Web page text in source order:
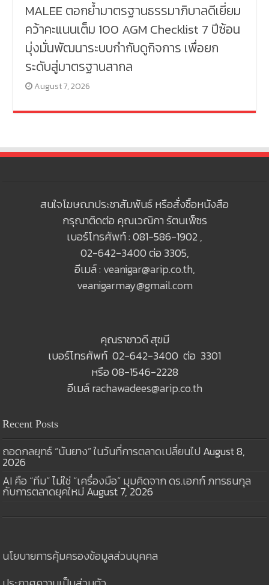
MALEE ตอกย้ำมาตรฐานธรรมาภิบาลดีเยี่ยม
คว้าคะแนนเต็ม 100 AGM Checklist 7 ปีซ้อน
มุ่งมั่นพัฒนาระบบกำกับดูกิจการ เพื่อยก
ระดับสู่มาตรฐานสากล
August 7, 2026
สนใจโฆษณาประชาสัมพันธ์ หรือสั่งซื้อหนังสือ
กรุณาติดต่อ คุณเวณิกา รัตนเพ็ชร
เบอร์โทรศัพท์ : 081-586-1902 ,
02-642-3400 ต่อ 3305,
อีเมล์ : veanigar@arip.co.th,
veanigarmay@gmail.com
คุณราชาวดี สุขมี
เบอร์โทรศัพท์ 02-642-3400 ต่อ 3301
หรือ 08-1546-2228
อีเมล์rachawadees@arip.co.th
Recent Posts
ถอดกลยุทธ์ “นันยาง” ในวันที่การตลาดเปลี่ยนไป August 8,
2026
AI คือ “ทีม” ไม่ใช่ “เครื่องมือ” มุมคิดจาก ดร.เอกก์ ภทรธนกุล
กับการตลาดยุคใหม่ August 7, 2026
นโยบายการคุ้มครองข้อมูลส่วนบุคคล